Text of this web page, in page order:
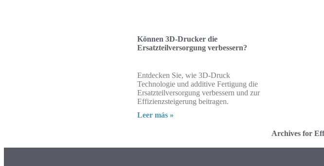
Können 3D-Drucker die
Ersatzteilversorgung verbessern?
Entdecken Sie, wie 3D-Druck
Technologie und additive Fertigung die
Ersatzteilversorgung verbessern und zur
Effizienzsteigerung beitragen.
Leer más »
Archives for